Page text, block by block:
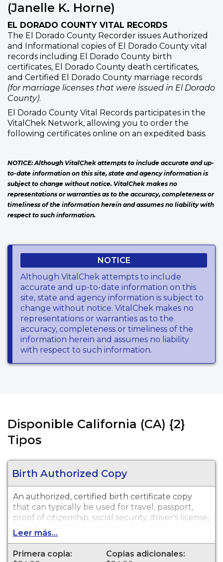
(Janelle K. Horne)
EL DORADO COUNTY VITAL RECORDS
The El Dorado County Recorder issues Authorized
and Informational copies of El Dorado County vital
records including El Dorado County birth
certificates, El Dorado County death certificates,
and Certified El Dorado County marriage records
(for marriage licenses that were issued in El Dorado
County).
El Dorado County Vital Records participates in the
VitalChek Network, allowing you to order the
following certificates online on an expedited basis.
NOTICE: Although VitalChek attempts to include accurate and up-
to-date information on this site, state and agency information is
subject to change without notice. VitalChek makes no
representations or warranties as to the accuracy, completeness or
timeliness of the information herein and assumes no liability with
respect to such information.
NOTICE
Although VitalChek attempts to include
accurate and up-to-date information on this
site, state and agency information is subject to
change without notice. VitalChek makes no
representations or warranties as to the
accuracy, completeness or timeliness of the
information herein and assumes no liability
with respect to such information.
Disponible California (CA) {2}
Tipos
Birth Authorized Copy
An authorized, certified birth certificate copy
that can typically be used for travel, passport,
proof of citizenship, social security, driver's license,
school registration, personal identification and
other legal purposes. Birth Certificates are
available for events that occurred in El Dorado
County.
Leer más...
Primera copia:
Copias adicionales: